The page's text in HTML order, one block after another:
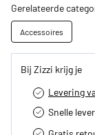
Gerelateerde
Accessoires
Bij Zizzi krijg je
Levering
Snelle